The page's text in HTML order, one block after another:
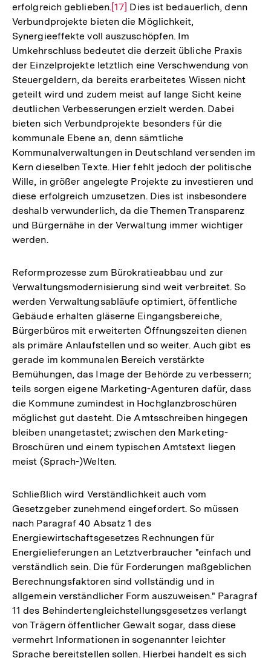
erfolgreich geblieben.Zur
Auflösung
der
Fußnote
[17] Dies ist bedauerlich, denn
Verbundprojekte bieten die Möglichkeit,
Synergieeffekte voll auszuschöpfen. Im
Umkehrschluss bedeutet die derzeit übliche Praxis
der Einzelprojekte letztlich eine Verschwendung von
Steuergeldern, da bereits erarbeitetes Wissen nicht
geteilt wird und zudem meist auf lange Sicht keine
deutlichen Verbesserungen erzielt werden. Dabei
bieten sich Verbundprojekte besonders für die
kommunale Ebene an, denn sämtliche
Kommunalverwaltungen in Deutschland versenden im
Kern dieselben Texte. Hier fehlt jedoch der politische
Wille, in größer angelegte Projekte zu investieren und
diese erfolgreich umzusetzen. Dies ist insbesondere
deshalb verwunderlich, da die Themen Transparenz
und Bürgernähe in der Verwaltung immer wichtiger
werden.
Reformprozesse zum Bürokratieabbau und zur
Verwaltungsmodernisierung sind weit verbreitet. So
werden Verwaltungsabläufe optimiert, öffentliche
Gebäude erhalten gläserne Eingangsbereiche,
Bürgerbüros mit erweiterten Öffnungszeiten dienen
als primäre Anlaufstellen und so weiter. Auch gibt es
gerade im kommunalen Bereich verstärkte
Bemühungen, das Image der Behörde zu verbessern;
teils sorgen eigene Marketing-Agenturen dafür, dass
die Kommune zumindest in Hochglanzbroschüren
möglichst gut dasteht. Die Amtsschreiben hingegen
bleiben unangetastet; zwischen den Marketing-
Broschüren und einem typischen Amtstext liegen
meist (Sprach-)Welten.
Schließlich wird Verständlichkeit auch vom
Gesetzgeber zunehmend eingefordert. So müssen
nach Paragraf 40 Absatz 1 des
Energiewirtschaftsgesetzes Rechnungen für
Energielieferungen an Letztverbraucher "einfach und
verständlich sein. Die für Forderungen maßgeblichen
Berechnungsfaktoren sind vollständig und in
allgemein verständlicher Form auszuweisen." Paragraf
11 des Behindertengleichstellungsgesetzes verlangt
von Trägern öffentlicher Gewalt sogar, dass diese
vermehrt Informationen in sogenannter leichter
Sprache bereitstellen sollen. Hierbei handelt es sich